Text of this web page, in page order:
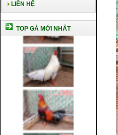
LIÊN HỆ
TOP GÀ MỚI NHẤT